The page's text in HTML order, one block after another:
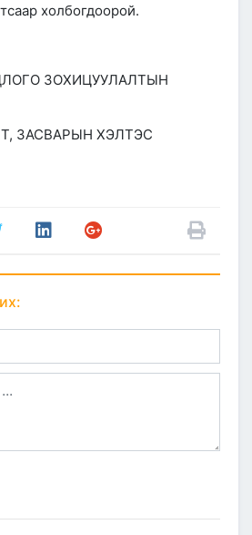
холбогдоорой.
ЗОХИЦУУЛАЛТЫН
ЗАСВАРЫН ХЭЛТЭС